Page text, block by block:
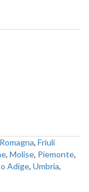
, Friuli
, Molise, Piemonte,
Adige, Umbria,